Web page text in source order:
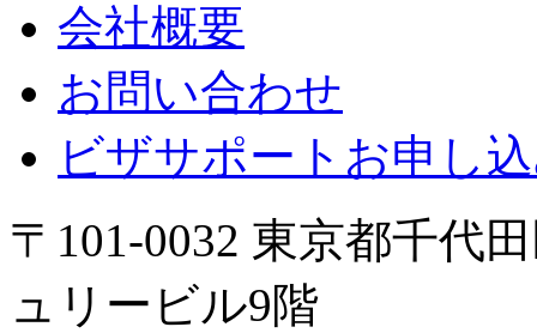
会社概要
お問い合わせ
ビザサポートお申し
〒101-0032 東京都千代
ュリービル9階